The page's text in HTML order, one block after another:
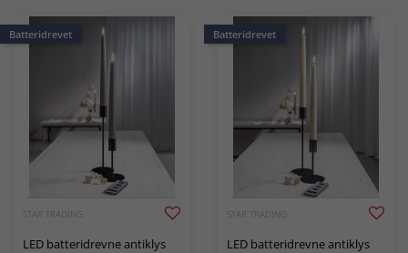
Batteridrevet
STAR TRADING
LED batteridrevne antiklys
Batteridrevet
STAR TRADING
LED batteridrevne antiklys